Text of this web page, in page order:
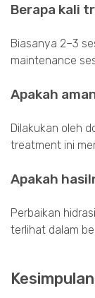
Berapa kali
Biasanya 2–3
maintenance
Apakah
Dilakukan oleh
treatment ini
Apakah
Perbaikan
terlihat dalam
Kesimpulan